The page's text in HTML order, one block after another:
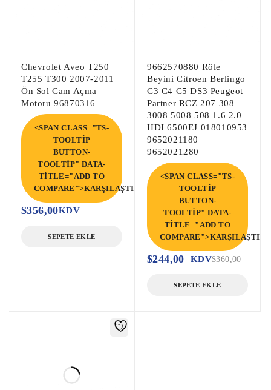
Chevrolet Aveo T250
T255 T300 2007-2011
Ön Sol Cam Açma
Motoru 96870316
<SPAN CLASS="TS-
TOOLTIP
BUTTON-
TOOLTIP" DATA-
TITLE="ADD TO
COMPARE">KARŞILAŞTIR</SPAN>
$356,00KDV
SEPETE EKLE
9662570880 Röle
Beyini Citroen Berlingo
C3 C4 C5 DS3 Peugeot
Partner RCZ 207 308
3008 5008 508 1.6 2.0
HDI 6500EJ 018010953
9652021180
9652021280
<SPAN CLASS="TS-
TOOLTIP
BUTTON-
TOOLTIP" DATA-
TITLE="ADD TO
$360,00
$244,00 KDV
SEPETE EKLE